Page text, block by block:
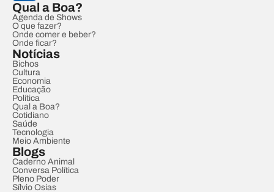
Qual a Boa?
Agenda de Shows
O que fazer?
Onde comer e beber?
Onde ficar?
Notícias
Bichos
Cultura
Economia
Educação
Política
Qual a Boa?
Cotidiano
Saúde
Tecnologia
Meio Ambiente
Blogs
Caderno Animal
Conversa Política
Pleno Poder
Sílvio Osias